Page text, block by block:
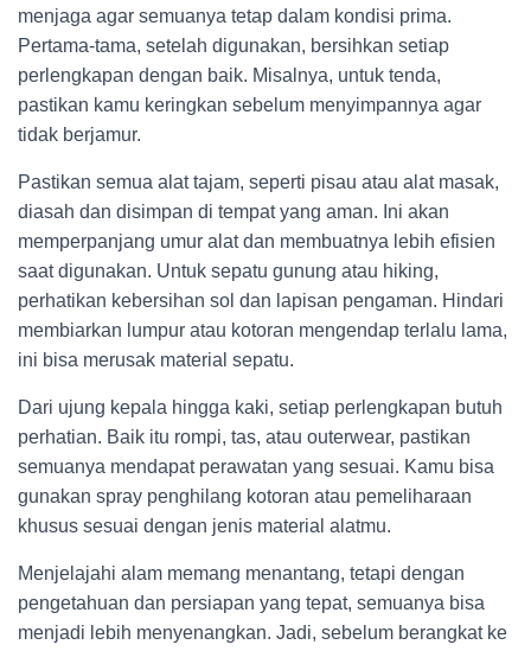
menjaga agar semuanya tetap dalam kondisi prima.
Pertama-tama, setelah digunakan, bersihkan setiap
perlengkapan dengan baik. Misalnya, untuk tenda,
pastikan kamu keringkan sebelum menyimpannya agar
tidak berjamur.
Pastikan semua alat tajam, seperti pisau atau alat masak,
diasah dan disimpan di tempat yang aman. Ini akan
memperpanjang umur alat dan membuatnya lebih efisien
saat digunakan. Untuk sepatu gunung atau hiking,
perhatikan kebersihan sol dan lapisan pengaman. Hindari
membiarkan lumpur atau kotoran mengendap terlalu lama,
ini bisa merusak material sepatu.
Dari ujung kepala hingga kaki, setiap perlengkapan butuh
perhatian. Baik itu rompi, tas, atau outerwear, pastikan
semuanya mendapat perawatan yang sesuai. Kamu bisa
gunakan spray penghilang kotoran atau pemeliharaan
khusus sesuai dengan jenis material alatmu.
Menjelajahi alam memang menantang, tetapi dengan
pengetahuan dan persiapan yang tepat, semuanya bisa
menjadi lebih menyenangkan. Jadi, sebelum berangkat ke